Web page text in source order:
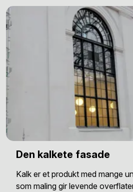
Den kalkete fasade
Kalk er et produkt med mange
som maling gir levende